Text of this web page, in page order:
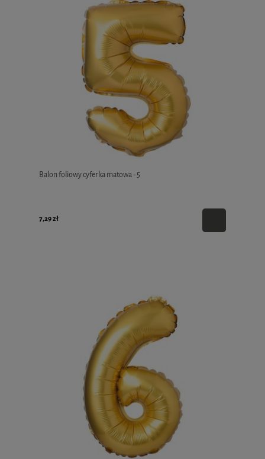
Balon foliowy cyferka matowa - 5
7,29 zł